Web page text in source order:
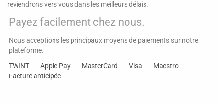
reviendrons vers vous dans les meilleurs délais.
Payez facilement chez nous.
Nous acceptions les principaux moyens de paiements sur notre
plateforme.
TWINT
Apple Pay MasterCard Visa
Maestro
Facture anticipée